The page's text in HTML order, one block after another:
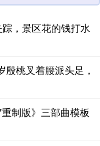
，景区花的钱打水
桃叉着腰派头足，
制版》三部曲模板